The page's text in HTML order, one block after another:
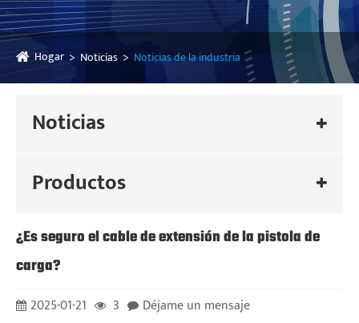
Hogar Noticias Noticias de la industria
Noticias
Productos
¿Es seguro el cable de extensión de la pistola de
carga?
2025-01-21 3
Déjame un mensaje